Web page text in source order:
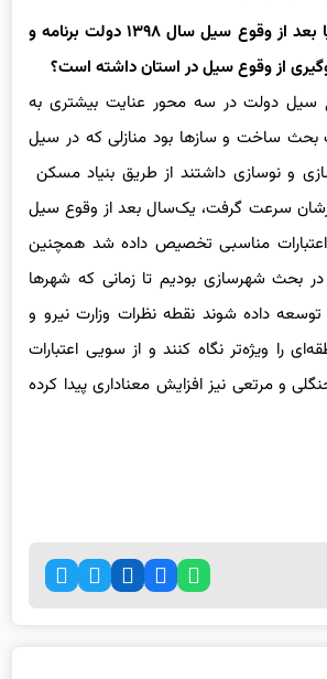
برگزیده های ایران: آیا بعد از وقوع سیل سال ۱۳۹۸ دولت برنامه و
از وقوع سیل در استان داشته است؟
سیل دولت در سه محور عنایت بیشتری به
ساخت و سازها بود منازلی که در سیل
و نوسازی داشتند از طریق بنیاد مسکن
سرعت گرفت، یک‌سال بعد از وقوع سیل
مناسبی تخصیص داده شد همچنین
بحث شهرسازی بودیم تا زمانی که شهرها
داده شوند نقطه نظرات وزارت نیرو و
را ویژه‌تر نگاه کنند و از سویی اعتبارات
و مرتعی نیز افزایش معناداری پیدا کرده